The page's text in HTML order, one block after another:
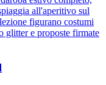
all'aperitivo sul
figurano costumi
glitter e proposte firmate